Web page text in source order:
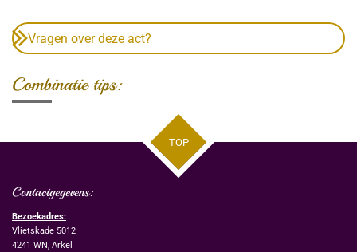
Vragen over deze act?
Combinatie tips:
TOP
Contactgegevens:
Bezoekadres:
Vlietskade 5012
4241 WN, Arkel